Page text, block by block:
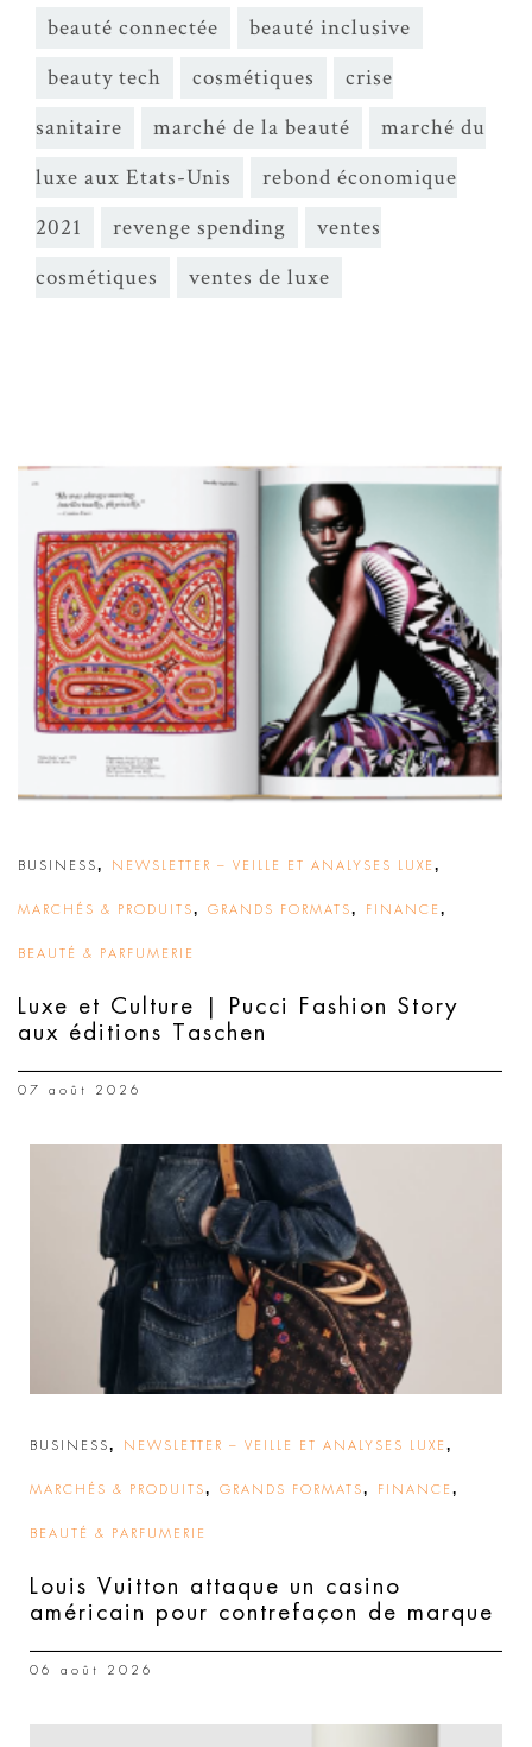
beauté connectée
beauté inclusive
beauty tech
cosmétiques
crise
sanitaire
marché de la beauté
marché du
luxe aux Etats-Unis
rebond économique
2021
revenge spending
ventes
cosmétiques
ventes de luxe
BUSINESS, NEWSLETTER – VEILLE ET ANALYSES LUXE ,
MARCHÉS & PRODUITS, GRANDS FORMATS, FINANCE ,
BEAUTÉ & PARFUMERIE
Luxe et Culture | Pucci Fashion Story
aux éditions Taschen
07 août 2026
BUSINESS, NEWSLETTER – VEILLE ET ANALYSES LUXE ,
MARCHÉS & PRODUITS, GRANDS FORMATS, FINANCE ,
BEAUTÉ & PARFUMERIE
Louis Vuitton attaque un casino
américain pour contrefaçon de marque
06 août 2026